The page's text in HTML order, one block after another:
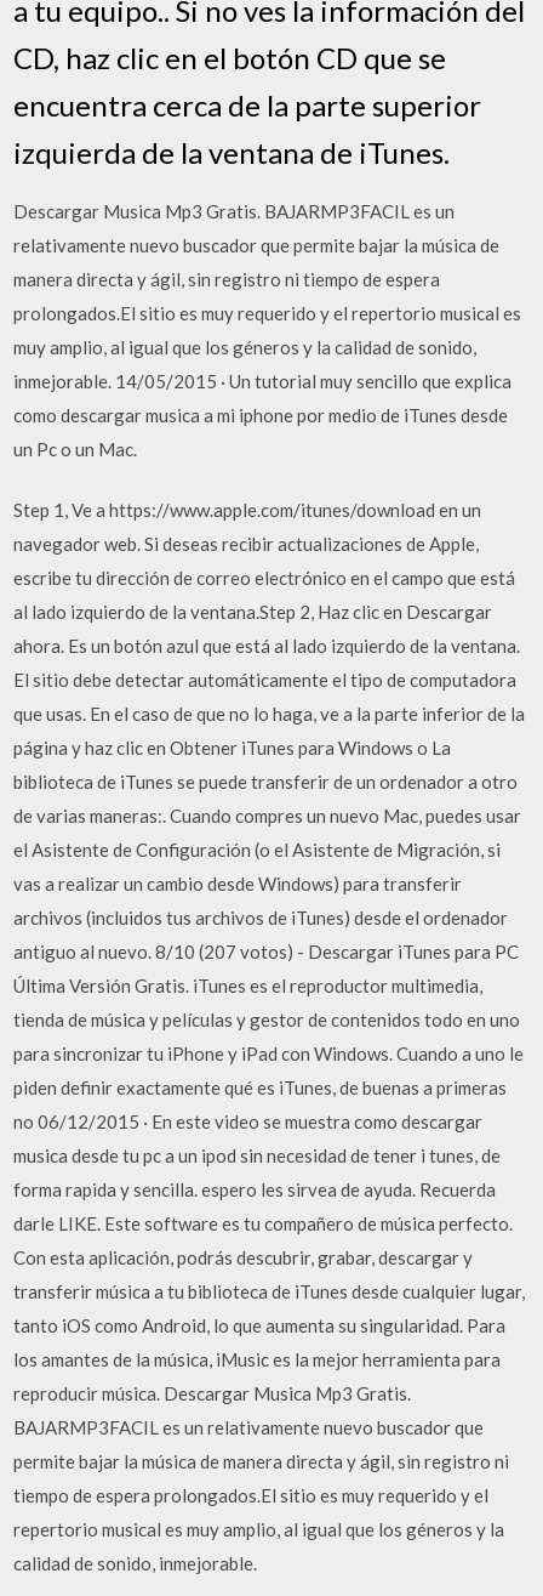
a tu equipo.. Si no ves la información del
CD, haz clic en el botón CD que se
encuentra cerca de la parte superior
izquierda de la ventana de iTunes.
Descargar Musica Mp3 Gratis. BAJARMP3FACIL es un
relativamente nuevo buscador que permite bajar la música de
manera directa y ágil, sin registro ni tiempo de espera
prolongados.El sitio es muy requerido y el repertorio musical es
muy amplio, al igual que los géneros y la calidad de sonido,
inmejorable. 14/05/2015 · Un tutorial muy sencillo que explica
como descargar musica a mi iphone por medio de iTunes desde
un Pc o un Mac.
Step 1, Ve a https://www.apple.com/itunes/download en un
navegador web. Si deseas recibir actualizaciones de Apple,
escribe tu dirección de correo electrónico en el campo que está
al lado izquierdo de la ventana.Step 2, Haz clic en Descargar
ahora. Es un botón azul que está al lado izquierdo de la ventana.
El sitio debe detectar automáticamente el tipo de computadora
que usas. En el caso de que no lo haga, ve a la parte inferior de la
página y haz clic en Obtener iTunes para Windows o La
biblioteca de iTunes se puede transferir de un ordenador a otro
de varias maneras:. Cuando compres un nuevo Mac, puedes usar
el Asistente de Configuración (o el Asistente de Migración, si
vas a realizar un cambio desde Windows) para transferir
archivos (incluidos tus archivos de iTunes) desde el ordenador
antiguo al nuevo. 8/10 (207 votos) - Descargar iTunes para PC
Última Versión Gratis. iTunes es el reproductor multimedia,
tienda de música y películas y gestor de contenidos todo en uno
para sincronizar tu iPhone y iPad con Windows. Cuando a uno le
piden definir exactamente qué es iTunes, de buenas a primeras
no 06/12/2015 · En este video se muestra como descargar
musica desde tu pc a un ipod sin necesidad de tener i tunes, de
forma rapida y sencilla. espero les sirvea de ayuda. Recuerda
darle LIKE. Este software es tu compañero de música perfecto.
Con esta aplicación, podrás descubrir, grabar, descargar y
transferir música a tu biblioteca de iTunes desde cualquier lugar,
tanto iOS como Android, lo que aumenta su singularidad. Para
los amantes de la música, iMusic es la mejor herramienta para
reproducir música. Descargar Musica Mp3 Gratis.
BAJARMP3FACIL es un relativamente nuevo buscador que
permite bajar la música de manera directa y ágil, sin registro ni
tiempo de espera prolongados.El sitio es muy requerido y el
repertorio musical es muy amplio, al igual que los géneros y la
calidad de sonido, inmejorable.